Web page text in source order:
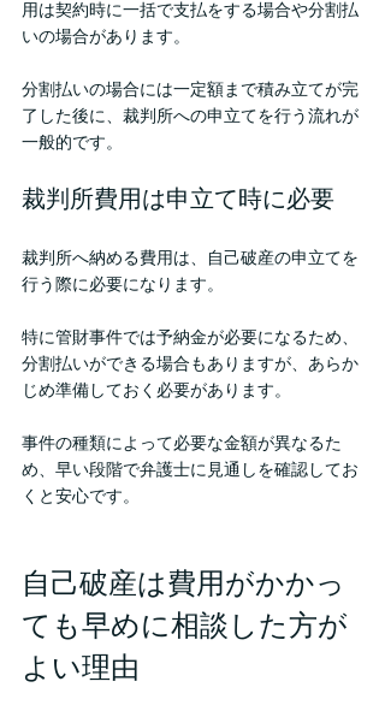
用は契約時に一括で支払をする場合や分割払
いの場合があります。
分割払いの場合には一定額まで積み立てが完
了した後に、裁判所への申立てを行う流れが
一般的です。
裁判所費用は申立て時に必要
裁判所へ納める費用は、自己破産の申立てを
行う際に必要になります。
特に管財事件では予納金が必要になるため、
分割払いができる場合もありますが、あらか
じめ準備しておく必要があります。
事件の種類によって必要な金額が異なるた
め、早い段階で弁護士に見通しを確認してお
くと安心です。
自己破産は費用がかかっ
ても早めに相談した方が
よい理由